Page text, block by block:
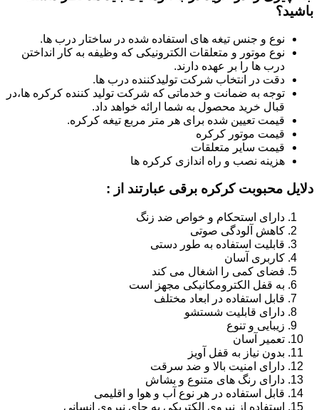
باشید؟
نوع و جنس تیغه های استفاده شده در ساختار درب ها.
نوع موتور و متعلقات الکترونیکی که وظیفه به کار انداختن
درب ها را بر عهده دارند.
دقت در انتخاب شرکت تولیدکننده درب ها.
توجه به ضمانت و خدماتی که شرکت تولید کننده کرکره ها،در
قبال خرید محصول به شما ارائه خواهد داد.
قیمت تعیین شده برای هر متر مربع تیغه کرکره.
قیمت موتور کرکره
قیمت سایر متعلقات
هزینه نصب و راه اندازی کرکره ها
دلایل محبوبت کرکره برقی عبارتند از :
دارای استحکام و خواص ضد زنگ
کاهش آلودگی صوتی
قابلیت استفاده به طور دستی
کاربری آسان
فضای کمی را اشغال می کند
به قفل الکترومکانیکی مجهز است
قابل استفاده در ابعاد مختلف
دارای قابلیت شستشو
زیبایی و تنوع
تعمیر آسان
بدون نیاز به قفل آویز
دارای امنیت بالا و ضد سرقت
دارای رنگ های متنوع و بشاش
قابل استفاده در هر نوع آب و هوا و اقلیمی
استفاده از نیروی الکتریکی به جای نیروی انسانی